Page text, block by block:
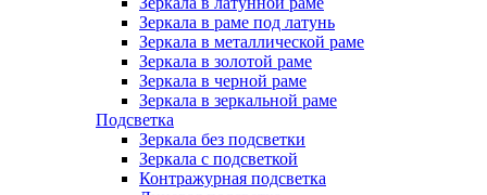
Зеркала в раме под латунь
Зеркала в металлической раме
Зеркала в золотой раме
Зеркала в черной раме
Зеркала в зеркальной раме
Подсветка
Зеркала без подсветки
Зеркала с подсветкой
Контражурная подсветка